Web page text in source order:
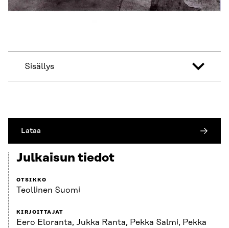
Sisällys
Lataa
Julkaisun tiedot
OTSIKKO
Teollinen Suomi
KIRJOITTAJAT
Eero Eloranta, Jukka Ranta, Pekka Salmi, Pekka